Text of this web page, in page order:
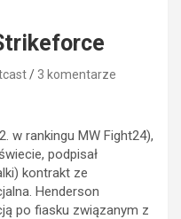
3 komentarze
w rankingu MW Fight24),
podpisał
kontrakt ze
Henderson
po fiasku związanym z